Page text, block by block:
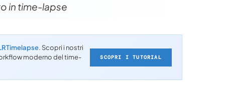
in time-lapse
. Scopri i nostri
moderno del time-
SCOPRI I TUTORIAL